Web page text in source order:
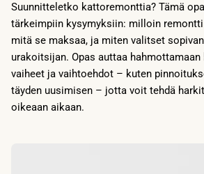
Suunnitteletko kattoremonttia? Tämä
tärkeimpiin kysymyksiin: milloin
mitä se maksaa, ja miten valitset
urakoitsijan. Opas auttaa
vaiheet ja vaihtoehdot – kuten
täyden uusimisen – jotta voit tehdä
oikeaan aikaan.